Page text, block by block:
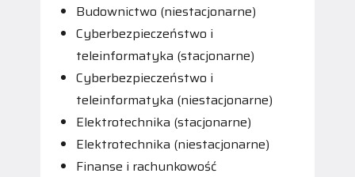
Budownictwo (niestacjonarne)
Cyberbezpieczeństwo i
teleinformatyka (stacjonarne)
Cyberbezpieczeństwo i
teleinformatyka (niestacjonarne)
Elektrotechnika (stacjonarne)
Elektrotechnika (niestacjonarne)
Finanse i rachunkowość